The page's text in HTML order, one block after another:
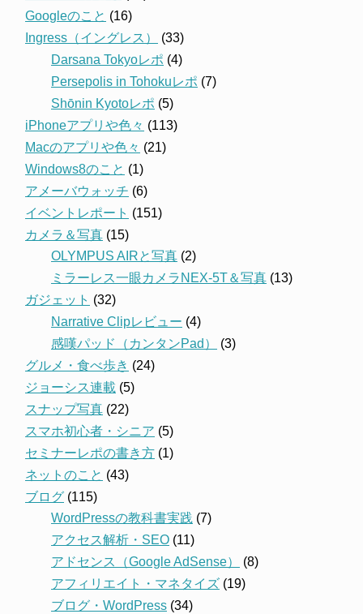
Googleのこと (16)
Ingress（イングレス）
(33)
Darsana Tokyoレポ (4)
Persepolis in Tohokuレポ (7)
Shōnin Kyotoレポ (5)
iPhoneアプリや色々 (113)
Macのアプリや色々 (21)
Windows8のこと (1)
アメーバウォッチ (6)
イベントレポート (151)
カメラ＆写真 (15)
OLYMPUS AIRと写真 (2)
ミラーレス一眼カメラNEX-5T＆写真 (13)
ガジェット (32)
Narrative Clipレビュー (4)
感嘆パッド（カンタンPad）
(3)
グルメ・食べ歩き (24)
ジョーシス連載 (5)
スナップ写真 (22)
スマホ初心者・シニア (5)
セミナーレポの書き方 (1)
ネットのこと (43)
ブログ (115)
WordPressの教科書実践 (7)
アクセス解析・SEO (11)
アドセンス（Google AdSense）
(8)
アフィリエイト・マネタイズ (19)
ブログ・WordPress (34)